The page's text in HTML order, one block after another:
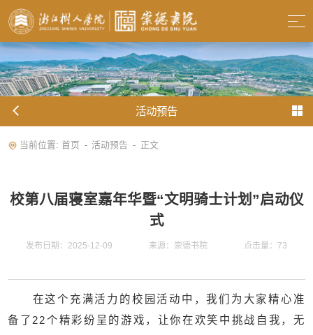
活动预告
当前位置:首页 - 活动预告 - 正文
校第八届寝室嘉年华暨“文明骑士计划”启动仪
式
发布日期：2025-12-09 来源：崇德书院 点击量： 73
在这个充满活力的校园活动中，我们为大家精心准
备了22个精彩纷呈的游戏，让你在欢笑中挑战自我，无